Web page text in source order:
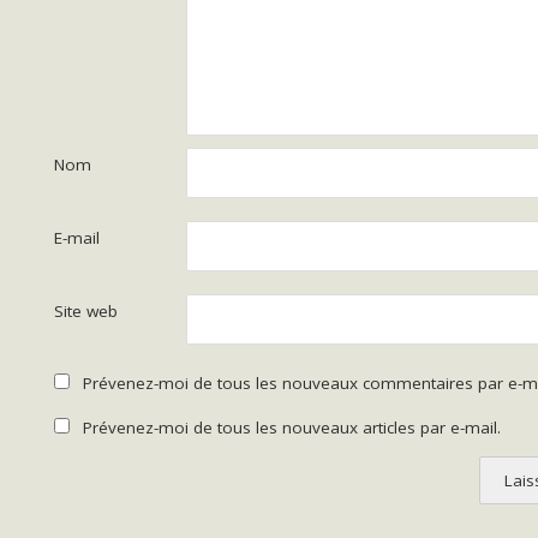
Nom
E-mail
Site web
Prévenez-moi de tous les nouveaux commentaires par e-
Prévenez-moi de tous les nouveaux articles par e-mail.